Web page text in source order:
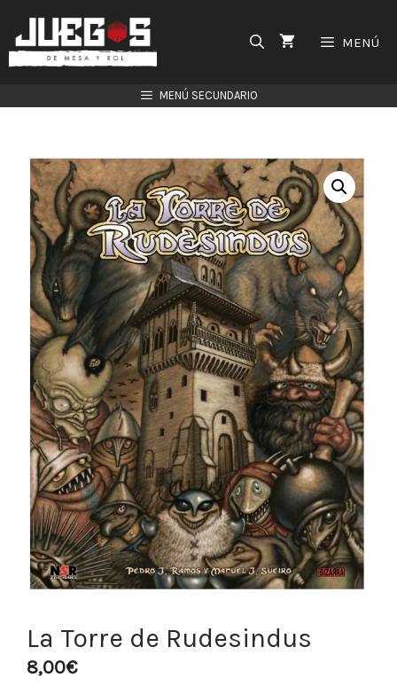
contenido
MENÚ
MENÚ SECUNDARIO
La Torre de Rudesindus
8,00€